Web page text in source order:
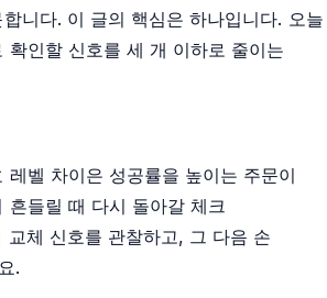
니다. 이 글의 핵심은 하나입니다. 오늘
확인할 신호를 세 개 이하로 줄이는
레벨 차이은 성공률을 높이는 주문이
흔들릴 때 다시 돌아갈 체크
교체 신호를 관찰하고, 그 다음 손
.